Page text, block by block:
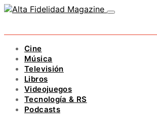
Cine
Música
Televisión
Libros
Videojuegos
Tecnología & RS
Podcasts